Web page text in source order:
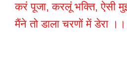
करं पूजा, करलूं भक्ति, ऐसी
मैंने तो डाला चरणों में डेरा